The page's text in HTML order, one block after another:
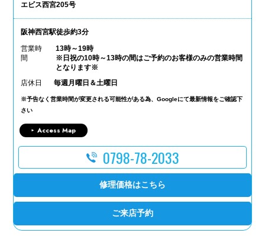
エビス西宮205号
阪神西宮駅徒歩約3分
営業時
間
13時～19時
※日祝の10時～13時の間はご予約のお客様のみの営業時間
となります※
店休日
毎週月曜日＆土曜日
※予告なく営業時間が変更される可能性がある為、Googleにて最新情報をご確認下
さい
Access Map
0798-78-2033
修理価格はこちら
ご来店予約